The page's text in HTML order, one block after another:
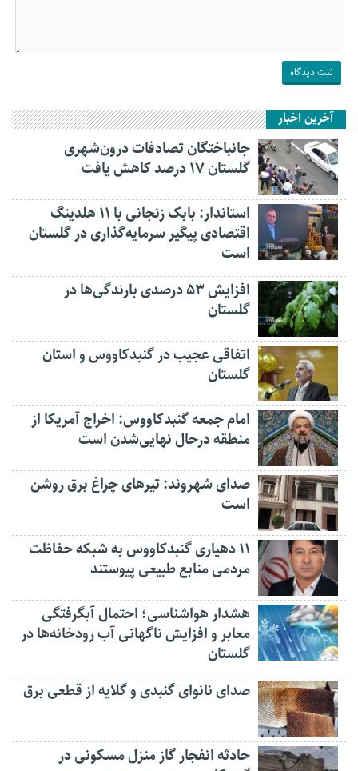
آخرین اخبار
جانباختگان تصادفات درون‌شهری
گلستان ۱۷ درصد کاهش یافت
استاندار: بابک زنجانی با ۱۱ هلدینگ
اقتصادی پیگیر سرمایه‌گذاری در گلستان
است
افزایش ۵۳ درصدی بارندگی‌ها در
گلستان
اتفاقی عجیب در‌ گنبدکاووس و استان
گلستان
امام جمعه گنبدکاووس: اخراج آمریکا از
منطقه درحال نهایی‌شدن است
صدای شهروند: تیرهای چراغ برق روشن
است
۱۱ دهیاری گنبدکاووس به شبکه حفاظت
مردمی منابع طبیعی پیوستند
هشدار هواشناسی؛ احتمال آبگرفتگی
معابر و افزایش ناگهانی آب رودخانه‌ها در
گلستان
صدای نانوای گنبدی و گلایه از قطعی برق
حادثه انفجار گاز منزل مسکونی در